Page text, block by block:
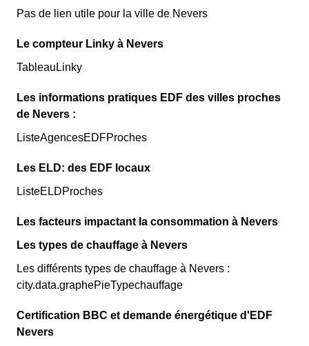
Pas de lien utile pour la ville de Nevers
Le compteur Linky à Nevers
TableauLinky
Les informations pratiques EDF des villes proches
de Nevers :
ListeAgencesEDFProches
Les ELD: des EDF locaux
ListeELDProches
Les facteurs impactant la consommation à Nevers
Les types de chauffage à Nevers
Les différents types de chauffage à Nevers :
city.data.graphePieTypechauffage
Certification BBC et demande énergétique d'EDF
Nevers